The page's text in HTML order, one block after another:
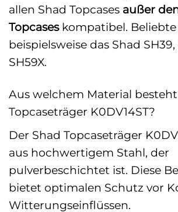
allen Shad Topcases außer
Topcaseskompatibel. Beliebte
beispielsweise das Shad
SH59X.
Aus welchem Material
Topcaseträger K0DV14ST?
Der Shad Topcaseträger
aus hochwertigem Stahl, der
pulverbeschichtet ist. Diese
bietet optimalen Schutz vor
Witterungseinflüssen.